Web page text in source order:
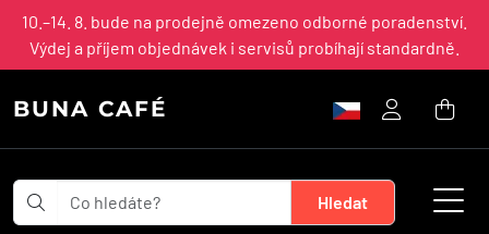
10.–14. 8. bude na prodejně omezeno odborné poradenství.
Výdej a příjem objednávek i servisů probíhají standardně.
BUNA CAFÉ